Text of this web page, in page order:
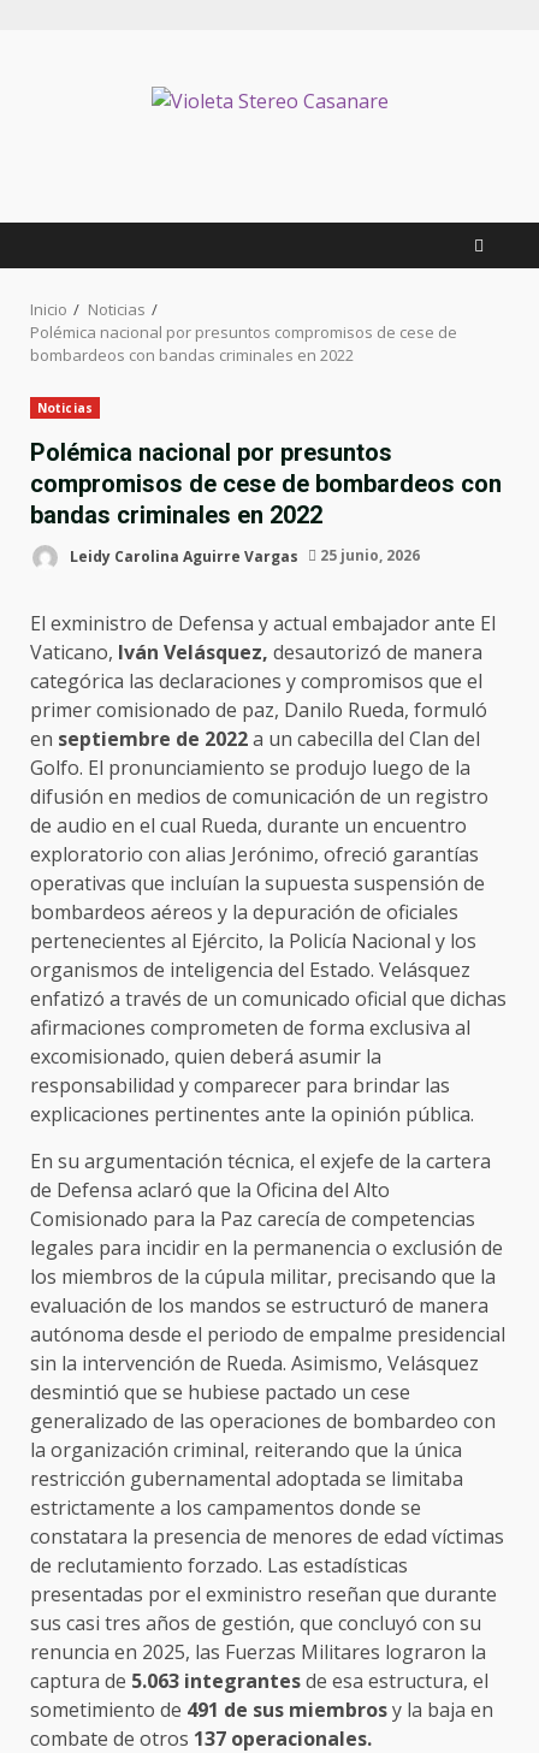
Inicio
Noticias
Polémica nacional por presuntos compromisos de cese de
bombardeos con bandas criminales en 2022
Noticias
Polémica nacional por presuntos
compromisos de cese de bombardeos con
bandas criminales en 2022
Leidy Carolina Aguirre Vargas 25 junio, 2026
El exministro de Defensa y actual embajador ante El
Vaticano, Iván Velásquez, desautorizó de manera
categórica las declaraciones y compromisos que el
primer comisionado de paz, Danilo Rueda, formuló
en septiembre de 2022a un cabecilla del Clan del
Golfo. El pronunciamiento se produjo luego de la
difusión en medios de comunicación de un registro
de audio en el cual Rueda, durante un encuentro
exploratorio con alias Jerónimo, ofreció garantías
operativas que incluían la supuesta suspensión de
bombardeos aéreos y la depuración de oficiales
pertenecientes al Ejército, la Policía Nacional y los
organismos de inteligencia del Estado. Velásquez
enfatizó a través de un comunicado oficial que dichas
afirmaciones comprometen de forma exclusiva al
excomisionado, quien deberá asumir la
responsabilidad y comparecer para brindar las
explicaciones pertinentes ante la opinión pública.
En su argumentación técnica, el exjefe de la cartera
de Defensa aclaró que la Oficina del Alto
Comisionado para la Paz carecía de competencias
legales para incidir en la permanencia o exclusión de
los miembros de la cúpula militar, precisando que la
evaluación de los mandos se estructuró de manera
autónoma desde el periodo de empalme presidencial
sin la intervención de Rueda. Asimismo, Velásquez
desmintió que se hubiese pactado un cese
generalizado de las operaciones de bombardeo con
la organización criminal, reiterando que la única
restricción gubernamental adoptada se limitaba
estrictamente a los campamentos donde se
constatara la presencia de menores de edad víctimas
de reclutamiento forzado. Las estadísticas
presentadas por el exministro reseñan que durante
sus casi tres años de gestión, que concluyó con su
renuncia en 2025, las Fuerzas Militares lograron la
captura de 5.063 integrantesde esa estructura, el
sometimiento de 491 de sus miembrosy la baja en
combate de otros 137 operacionales.